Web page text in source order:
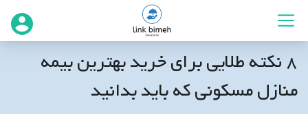
۸ نکته طلایی برای خرید بهترین بیمه
منازل مسکونی که باید بدانید